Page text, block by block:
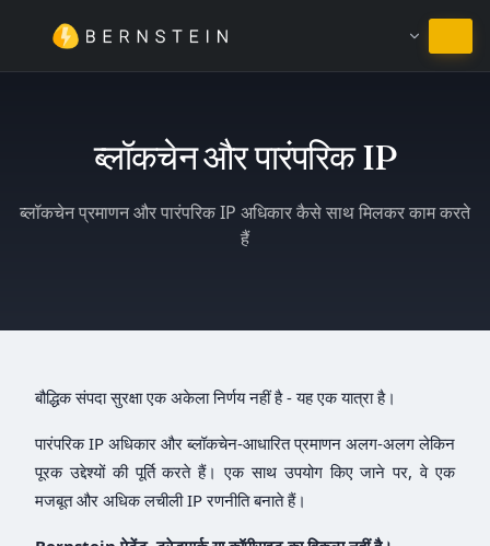
हिंदी में रहें
ब्लॉकचेन और पारंपरिक IP
ब्लॉकचेन प्रमाणन और पारंपरिक IP अधिकार कैसे साथ मिलकर काम करते
हैं
बौद्धिक संपदा सुरक्षा एक अकेला निर्णय नहीं है - यह एक यात्रा है।
पारंपरिक IP अधिकार और ब्लॉकचेन-आधारित प्रमाणन अलग-अलग लेकिन
पूरक उद्देश्यों की पूर्ति करते हैं। एक साथ उपयोग किए जाने पर, वे एक
मजबूत और अधिक लचीली IP रणनीति बनाते हैं।